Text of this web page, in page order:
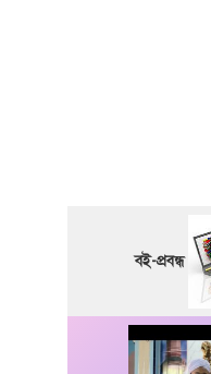
বই-প্রবন্ধ